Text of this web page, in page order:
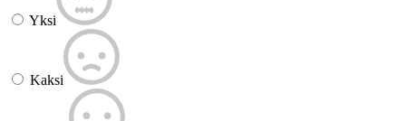
Yksi
Kaksi